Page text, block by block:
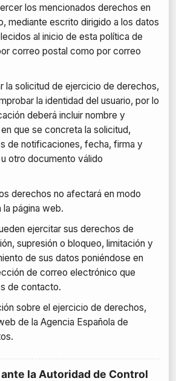
los mencionados derechos en
mediante escrito dirigido a los datos
al inicio de esta política de
correo postal como por correo
la solicitud de ejercicio de derechos,
la identidad del usuario, por lo
deberá incluir nombre y
que se concreta la solicitud,
de notificaciones, fecha, firma y
otro documento válido
derechos no afectará en modo
la página web.
ejercitar sus derechos de
supresión o bloqueo, limitación y
de sus datos poniéndose en
de correo electrónico que
de contacto.
sobre el ejercicio de derechos,
de la Agencia Española de
la Autoridad de Control